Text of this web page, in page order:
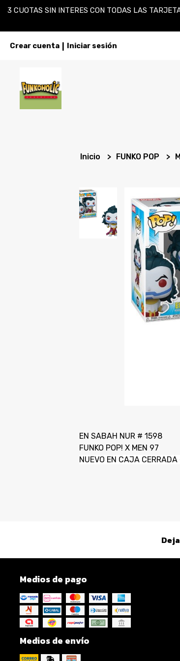
3 CUOTAS SIN INTERES CON TODAS LAS
Crear cuenta Iniciar sesión
Inicio FUNKO POP
EN SABAH NUR # 1598
FUNKO POP! X MEN 97
NUEVO EN CAJA
Medios de pago
Medios de envío